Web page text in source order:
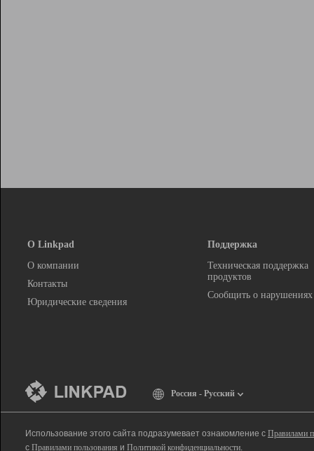
О Linkpad
О компании
Контакты
Юридические сведения
Поддержка
Техническая поддержка
продуктов
Сообщить о нарушениях
Россия - Русский
Использование этого сайта подразумевает ознакомление с Правилами
с Правилами пользования и Политикой конфиденциальности.